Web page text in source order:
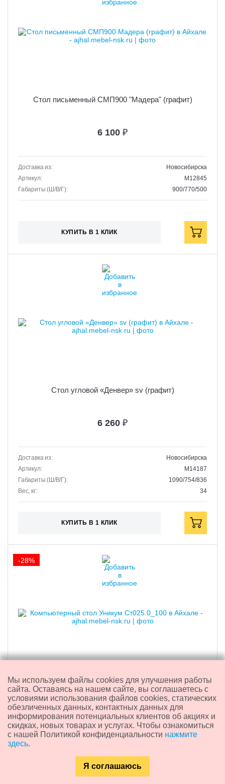
Стол письменный СМП900 "Мадера" (графит)
6 100 ₽
Доставка из:
Новосибирска
Артикул:
M12845
Габариты (Ш/В/Г):
900/770/500
КУПИТЬ В 1 КЛИК
Стол угловой «Денвер» sv (графит)
6 260 ₽
Доставка из:
Новосибирска
Артикул:
M14187
Габариты (Ш/В/Г):
1090/754/836
Вес, кг:
34
КУПИТЬ В 1 КЛИК
Компьютерный стол "Уникум" Ст025.0_100
8 760 ₽
6 270₽
скидка 2 490 ₽
Доставка из:
-28%
Каталог Контакты
Мы используем файлы cookies для улучшения работы
сайта. Оставаясь на нашем сайте, вы соглашаетесь с
условиями использования файлов cookies, статических
обезличенных данных, контактных данных для
информирования потенциальных клиентов об акциях и
скидках, новых товарах и услугах. Чтобы ознакомиться
с нашей Политикой конфиденциальности нажмите
здесь.
Я соглашаюсь